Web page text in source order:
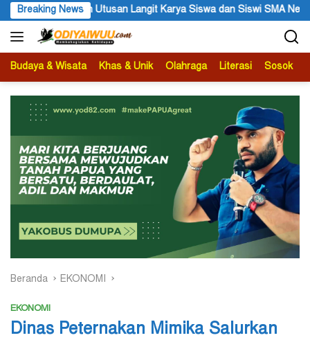
Langsung
ke
konten
Breaking News
Langit Karya Siswa dan Siswi SMA Negeri 1 Dogiyai
Budaya & Wisata Khas & Unik Olahraga Literasi Sosok
Beranda EKONOMI
EKONOMI
Dinas Peternakan Mimika Salurkan